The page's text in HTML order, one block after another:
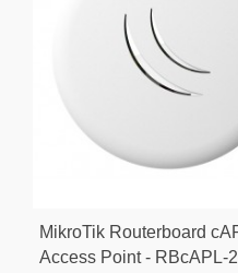
MikroTik Routerboard
Access Point - RBcAPL-